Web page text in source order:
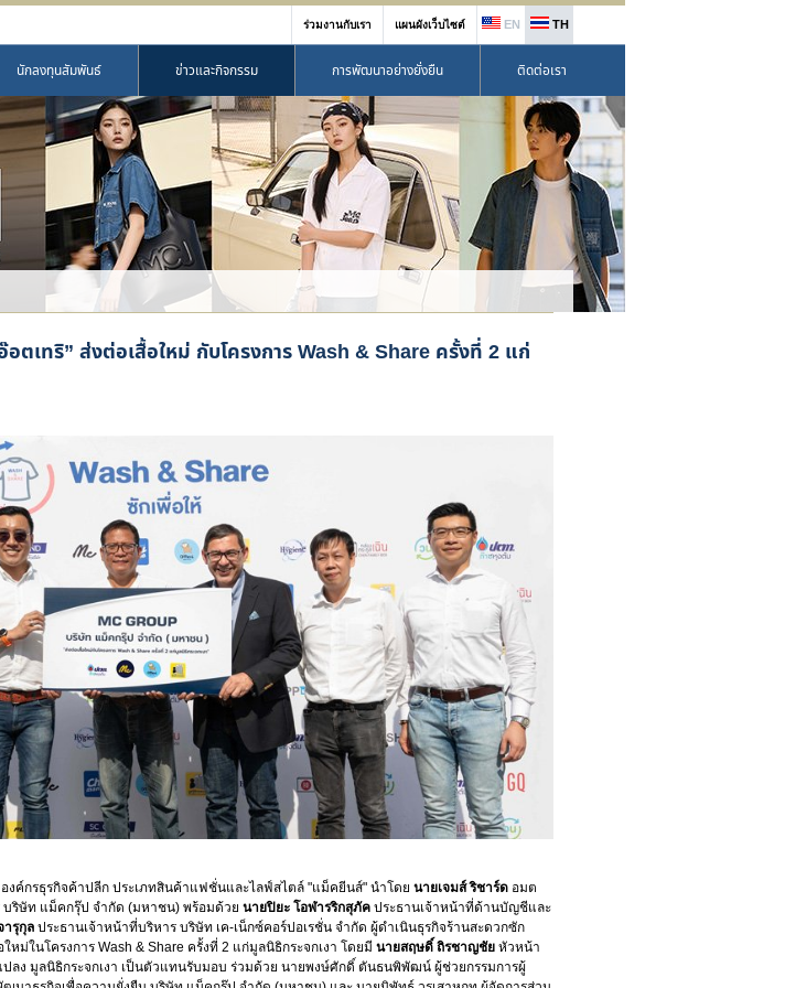
EN TH
ร่วมงานกับเรา แผนผังเว็บไซต์
นักลงทุนสัมพันธ์ ข่าวและกิจกรรม การพัฒนาอย่างยั่งยืน ติดต่อเรา
ตเทริ” ส่งต่อเสื้อใหม่ กับโครงการ Wash & Share ครั้งที่ 2 แก่
ค์กรธุรกิจค้าปลีก ประเภทสินค้าแฟชั่นและไลฟ์สไตล์ "แม็คยีนส์" นำโดย นายเจมส์ ริชาร์ด อมต
ริษัท แม็คกรุ๊ป จำกัด (มหาชน) พร้อมด้วย นายปิยะ โอฬารริกสุภัค ประธานเจ้าหน้าที่ด้านบัญชีและ
รุกุล ประธานเจ้าหน้าที่บริหาร บริษัท เค-เน็กซ์คอร์ปอเรชั่น จำกัด ผู้ดำเนินธุรกิจร้านสะดวกซัก
ใหม่ในโครงการ Wash & Share ครั้งที่ 2 แก่มูลนิธิกระจกเงา โดยมี นายสฤษดิ์ ถิรชาญชัย หัวหน้า
ปลง มูลนิธิกระจกเงา เป็นตัวแทนรับมอบ ร่วมด้วย นายพงษ์ศักดิ์ ตันธนพิพัฒน์ ผู้ช่วยกรรมการผู้